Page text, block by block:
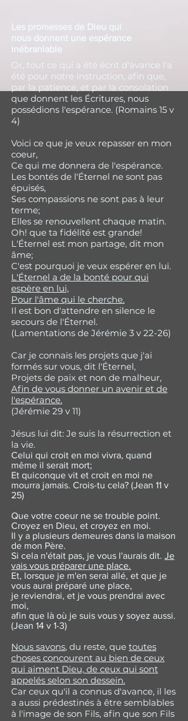
Or, tout ce qui a été écrit d'avance l'a
été pour notre instruction, afin que,
par la patience, et par la consolation
que donnent les Écritures, nous
possédions l'espérance. (Romains 15 v
4)
Voici ce que je veux repasser en mon
coeur,
Ce qui me donnera de l'espérance.
Les bontés de l'Éternel ne sont pas
épuisés,
Ses compassions ne sont pas à leur
terme;
Elles se renouvellent chaque matin.
Oh! que ta fidélité est grande!
L'Éternel est mon partage, dit mon
âme;
C'est pourquoi je veux espérer en lui.
L'Éternel a de la bonté pour qui
espère en lui,
Pour l'âme qui le cherche.
Il est bon d'attendre en silence le
secours de l'Éternel.
(Lamentations de Jérémie 3 v 22-26)
Car je connais les projets que j'ai
formés sur vous, dit l'Éternel,
Projets de paix et non de malheur,
Afin de vous donner un avenir et de
l'espérance.
(Jérémie 29 v 11)
Jésus lui dit: Je suis la résurrection et
la vie.
Celui qui croit en moi vivra, quand
même il serait mort;
Et quiconque vit et croit en moi ne
mourra jamais. Crois-tu cela? (Jean 11 v
25)
Que votre coeur ne se trouble point.
Croyez en Dieu, et croyez en moi.
Il y a plusieurs demeures dans la maison
de mon Père.
Si cela n'était pas, je vous l'aurais dit. Je
vais vous préparer une place.
Et, lorsque je m'en serai allé, et que je
vous aurai préparé une place,
je reviendrai, et je vous prendrai avec
moi,
afin que là où je suis vous y soyez aussi.
(Jean 14 v 1-3)
Nous savons, du reste, que toutes
choses concourent au bien de ceux
qui aiment Dieu, de ceux qui sont
appelés selon son dessein.
Car ceux qu'il a connus d'avance, il les
a aussi prédestinés à être semblables
à l'image de son Fils, afin que son Fils
Les promesses de Dieu qui
nous donnent une espérance
inébranlable